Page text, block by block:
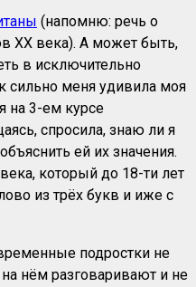
(напомню: речь о
ХХ века). А может быть,
в исключительно
сильно меня удивила моя
на 3-ем курсе
спросила, знаю ли я
ей их значения.
который до 18-ти лет
из трёх букв и иже с
подростки не
нём разговаривают и не